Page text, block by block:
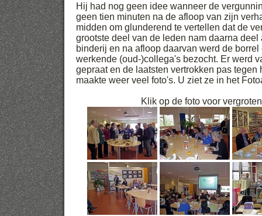
Hij had nog geen idee wanneer de
geen tien minuten na de afloop van zijn
midden om glunderend te vertellen dat de
grootste deel van de leden nam daarna
binderij en na afloop daarvan werd de
werkende (oud-)collega's bezocht. Er werd
gepraat en de laatsten vertrokken pas
maakte weer veel foto's. U ziet ze in het
Klik op de foto voor